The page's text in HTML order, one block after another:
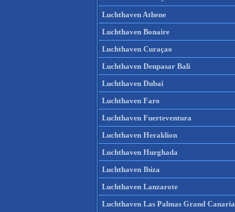
Luchthaven Athene
Luchthaven Bonaire
Luchthaven Curaçao
Luchthaven Denpasar Bali
Luchthaven Dubai
Luchthaven Faro
Luchthaven Fuerteventura
Luchthaven Heraklion
Luchthaven Hurghada
Luchthaven Ibiza
Luchthaven Lanzarote
Luchthaven Las Palmas Grand Canaria